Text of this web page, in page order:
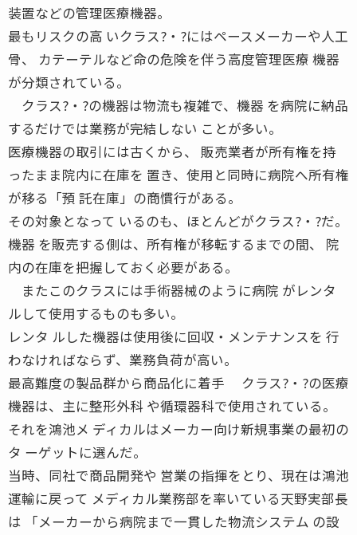
装置などの管理医療機器。
最もリスクの高 いクラス?・?にはペースメーカーや人工
骨、 カテーテルなど命の危険を伴う高度管理医療 機器
が分類されている。
クラス?・?の機器は物流も複雑で、機器 を病院に納品
するだけでは業務が完結しない ことが多い。
医療機器の取引には古くから、 販売業者が所有権を持
ったまま院内に在庫を 置き、使用と同時に病院へ所有権
が移る「預 託在庫」の商慣行がある。
その対象となって いるのも、ほとんどがクラス?・?だ。
機器 を販売する側は、所有権が移転するまでの間、 院
内の在庫を把握しておく必要がある。
またこのクラスには手術器械のように病院 がレンタ
ルして使用するものも多い。
レンタ ルした機器は使用後に回収・メンテナンスを 行
わなければならず、業務負荷が高い。
最高難度の製品群から商品化に着手 クラス?・?の医療
機器は、主に整形外科 や循環器科で使用されている。
それを鴻池メ ディカルはメーカー向け新規事業の最初の
タ ーゲットに選んだ。
当時、同社で商品開発や 営業の指揮をとり、現在は鴻池
運輸に戻って メディカル業務部を率いている天野実部長
は 「メーカーから病院まで一貫した物流システム の設